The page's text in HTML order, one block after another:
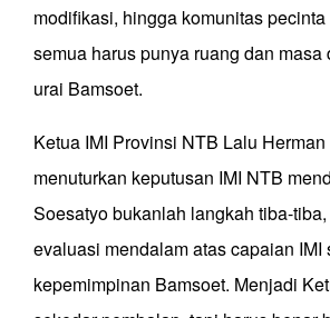
modifikasi, hingga komunitas
semua harus punya ruang dan masa
urai Bamsoet.
Ketua IMI Provinsi NTB Lalu
menuturkan keputusan IMI NTB
Soesatyo bukanlah langkah tiba-
evaluasi mendalam atas capaian IMI
kepemimpinan Bamsoet. Menjadi